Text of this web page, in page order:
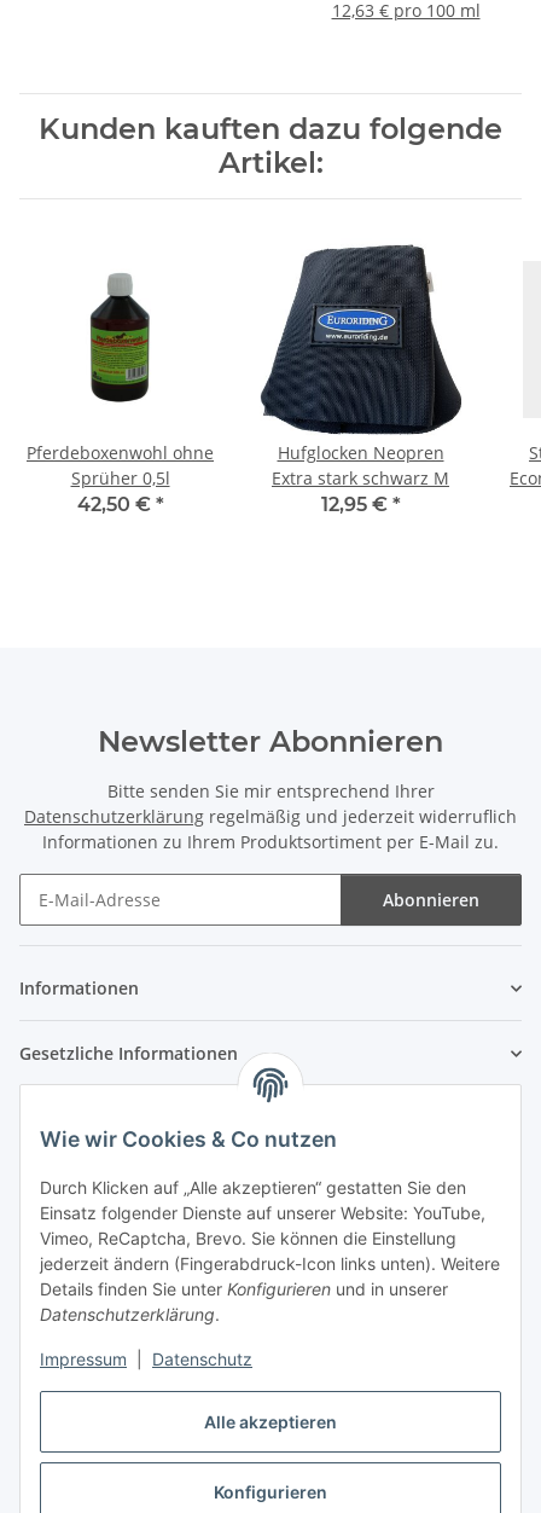
Alle akzeptieren
Konfigurieren
Wie wir Cookies & Co nutzen
Durch Klicken auf „Alle akzeptieren“ gestatten Sie den
Einsatz folgender Dienste auf unserer Website: YouTube,
Vimeo, ReCaptcha, Brevo. Sie können die Einstellung
jederzeit ändern (Fingerabdruck-Icon links unten). Weitere
Details finden Sie unter Konfigurieren und in unserer
Datenschutzerklärung.
Impressum Datenschutz
12,63 € pro 100 ml
Kunden kauften dazu folgende
Artikel:
Pferdeboxenwohl ohne
Sprüher 0,5l
42,50 € *
Hufglocken Neopren
Extra stark schwarz M
12,95 € *
Newsletter Abonnieren
Bitte senden Sie mir entsprechend Ihrer
Datenschutzerklärung regelmäßig und jederzeit widerruflich
Informationen zu Ihrem Produktsortiment per E-Mail zu.
Abonnieren
Informationen
Gesetzliche Informationen
Vertrag widerrufen